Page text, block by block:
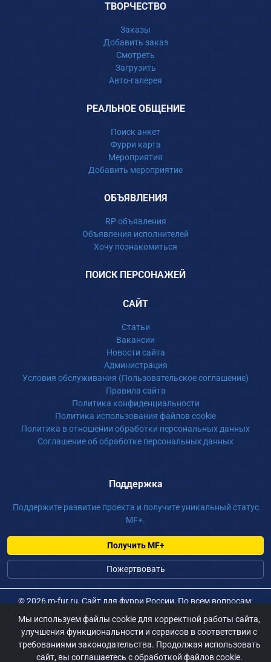
ТВОРЧЕСТВО
Заказы
Добавить заказ
Смотреть
Загрузить
Авто-галерея
РЕАЛЬНОЕ ОБЩЕНИЕ
Поиск анкет
Фурри карта
Мероприятия
Добавить мероприятие
ОБЪЯВЛЕНИЯ
RP объявления
Объявления исполнителей
Хочу познакомиться
ПОИСК ПЕРСОНАЖЕЙ
САЙТ
Статьи
Вакансии
Новости сайта
Администрация
Условия обслуживания (Пользовательское соглашение)
Правила сайта
Политика конфиденциальности
Политика использования файлов cookie
Политика в отношении обработки персональных данных
Соглашение об обработке персональных данных
Поддержка
Поддержите развитие проекта и получите уникальный статус
MF+.
Получить MF+
Пожертвовать
©2026 m-fur.ru, Сайт для фурри России, По всем вопросам:
admin@m-fur.ru
Мы используем файлы cookie для корректной работы сайта,
улучшения функциональности и сервисов в соответствии с
требованиями законодательства. Продолжая использовать
сайт, вы соглашаетесь с обработкой файлов cookie.